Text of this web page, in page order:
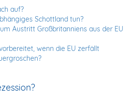
auf?
Schottland tun?
Austritt Großbritanniens aus der EU
wenn die EU zerfällt